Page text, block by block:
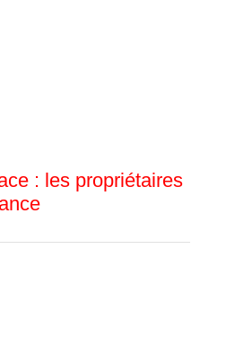
: les propriétaires